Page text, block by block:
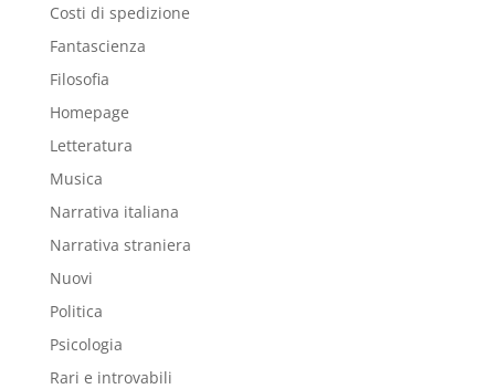
Costi di spedizione
Fantascienza
Filosofia
Homepage
Letteratura
Musica
Narrativa italiana
Narrativa straniera
Nuovi
Politica
Psicologia
Rari e introvabili